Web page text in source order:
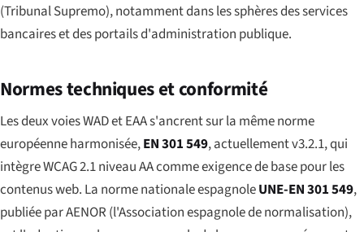
(Tribunal Supremo), notamment dans les sphères des services
bancaires et des portails d'administration publique.
Normes techniques et conformité
Les deux voies WAD et EAA s'ancrent sur la même norme
européenne harmonisée,EN 301 549, actuellement v3.2.1, qui
intègre WCAG 2.1 niveau AA comme exigence de base pour les
contenus web. La norme nationale espagnoleUNE-EN 301 549,
publiée par AENOR (l'Association espagnole de normalisation),